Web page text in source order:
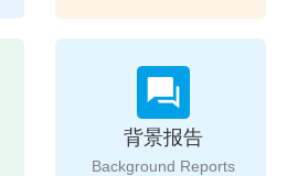
背景报告
Background Reports